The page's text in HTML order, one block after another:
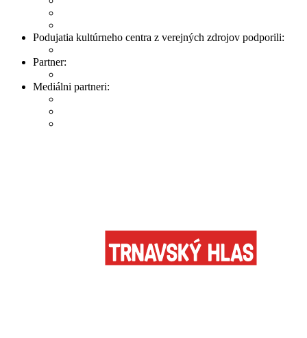
Podujatia kultúrneho centra z verejných zdrojov podporili:
Partner:
Mediálni partneri: